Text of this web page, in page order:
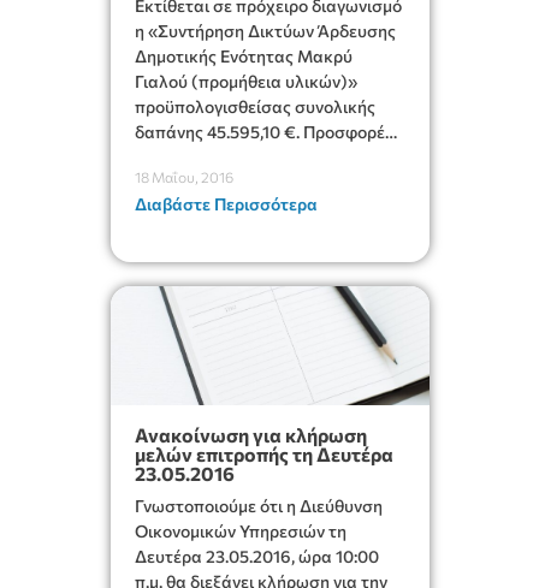
Εκτίθεται σε πρόχειρο διαγωνισμό
η «Συντήρηση Δικτύων Άρδευσης
Δημοτικής Ενότητας Μακρύ
Γιαλού (προμήθεια υλικών)»
προϋπολογισθείσας συνολικής
δαπάνης 45.595,10 €. Προσφορές
2016 ημέρα Παρασκευή και ώρα
10.30 πμ.
18 Μαΐου, 2016
Διαβάστε Περισσότερα
Ανακοίνωση για κλήρωση
μελών επιτροπής τη Δευτέρα
23.05.2016
Γνωστοποιούμε ότι η Διεύθυνση
Οικονομικών Υπηρεσιών τη
Δευτέρα 23.05.2016, ώρα 10:00
π.μ. θα διεξάγει κλήρωση για την